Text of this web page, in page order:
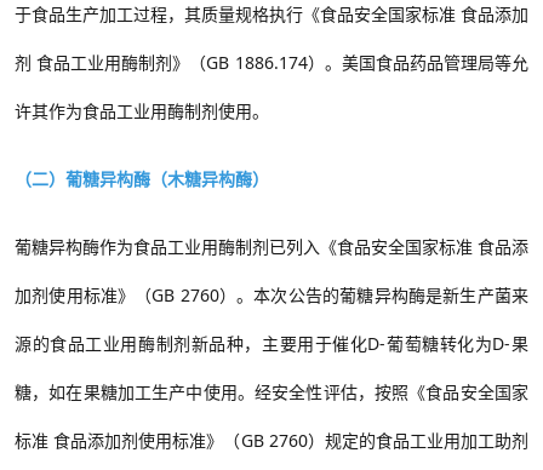
于食品生产加工过程，其质量规格执行《食品安全国家标准 食品添加
剂 食品工业用酶制剂》（GB 1886.174）。 美国食品药品管理局等允
许其作为食品工业用酶制剂使用。
（二）葡糖异构酶（木糖异构酶）
葡糖异构酶作为食品工业用酶制剂已列入 《食品安全国家标准 食品添
加剂使用标准》（GB 2760）。本次公告的葡糖异构酶是新生产菌来
源的食品工业用酶制剂新品种， 主要用于催化D-葡萄糖转化为D-果
糖，如在果糖加工生产中使用。经安全性评估， 按照《食品安全国家
标准 食品添加剂使用标准》（GB 2760） 规定的食品工业用加工助剂